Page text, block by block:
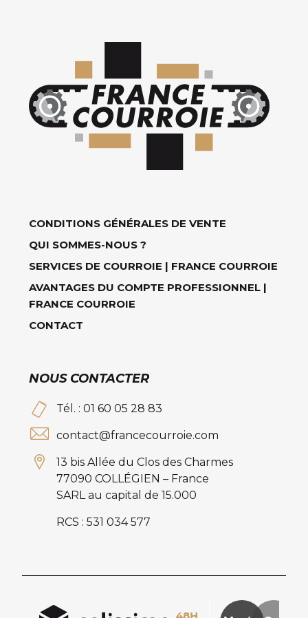
CONDITIONS GÉNÉRALES DE VENTE
QUI SOMMES-NOUS ?
SERVICES DE COURROIE | FRANCE COURROIE
AVANTAGES DU COMPTE PROFESSIONNEL |
FRANCE COURROIE
CONTACT
NOUS CONTACTER
Tél. : 01 60 05 28 83
contact@francecourroie.com
13 bis Allée du Clos des Charmes
77090 COLLÉGIEN – France
SARL au capital de 15.000
RCS : 531 034 577